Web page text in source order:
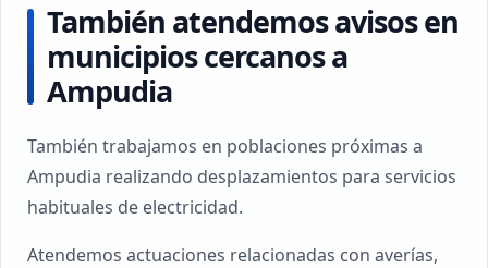
También atendemos avisos en
municipios cercanos a
Ampudia
También trabajamos en poblaciones próximas a
Ampudia realizando desplazamientos para servicios
habituales de electricidad.
Atendemos actuaciones relacionadas con averías,